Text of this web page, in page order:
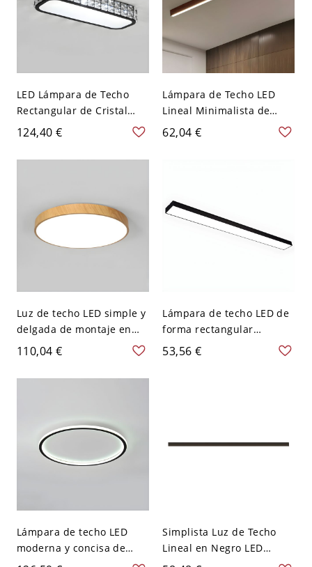
LED Lámpara de Techo
Rectangular de Cristal
Iluminación de Techo
Simplista para Cuarto -
Negro 110 A 120 V 38,1 cm
124,40 €
Lámpara de Techo LED
Lineal Minimalista de
Madera para Pasillo -
Color Nuez 110 A 120 V
62,04 €
Luz de techo LED simple y
delgada de montaje en
techo de metal para sala
de estar - 110 A 120 V
Blanco 22,86 cm
110,04 €
Lámpara de techo LED de
forma rectangular
moderna de aluminio con
1 luz para oficina - 110 A
53,56 €
Lámpara de techo LED
moderna y concisa de
forma redonda de
Simplista Luz de Techo
Lineal en Negro LED
Iluminación de Techo de